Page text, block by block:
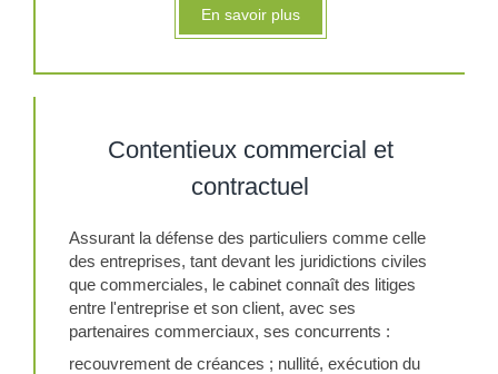
En savoir plus
Contentieux commercial et
contractuel
Assurant la défense des particuliers comme celle
des entreprises, tant devant les juridictions civiles
que commerciales, le cabinet connaît des litiges
entre l'entreprise et son client, avec ses
partenaires commerciaux, ses concurrents :
recouvrement de créances ; nullité, exécution du